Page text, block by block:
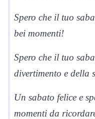
Spero che il tuo
bei momenti!
Spero che il tuo
divertimento e della
Un sabato felice e
momenti da